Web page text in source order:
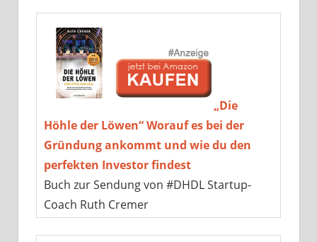
„Die
Höhle der Löwen“ Worauf es bei der
Gründung ankommt und wie du den
perfekten Investor findest
Buch zur Sendung von #DHDL Startup-
Coach Ruth Cremer